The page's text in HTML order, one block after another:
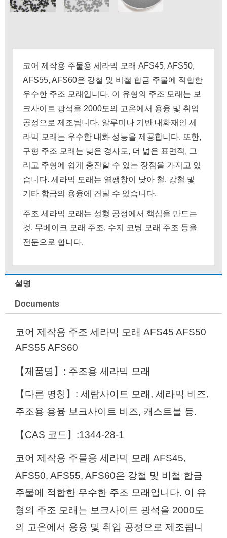
코어 제작용 주물용 세라믹 모래 AFS45, AFS50,
AFS55, AFS60은 강철 및 비철 합금 주물에 적합한
우수한 주조 모래입니다. 이 유형의 주조 모래는 보
크사이트 광석을 2000도의 고온에서 용융 및 취입
공정으로 제조됩니다. 알루미나 기반 내화재인 세
라믹 모래는 우수한 내화 성능을 제공합니다. 또한,
구형 주조 모래는 낮은 경사도, 더 넓은 표면적, 그
리고 주형에 쉽게 충진할 수 있는 장점을 가지고 있
습니다. 세라믹 모래는 열팽창이 낮아 철, 강철 및
기타 합금의 용융에 견딜 수 있습니다.
주조 세라믹 모래는 성형 공정에서 핵심을 만드는
것, 무베이크 모래 주조, 수지 코팅 모래 주조 등을
전문으로 합니다.
설명
Documents
코어 제작용 주조 세라믹 모래 AFS45 AFS50
AFS55 AFS60
【제품명】: 주조용 세라믹 모래
【다른 명칭】: 세람사이트 모래, 세라믹 비즈,
주조용 용융 보크사이트 비즈, 캐스트볼 등.
【CAS 코드】:1344-28-1
코어 제작용 주물용 세라믹 모래 AFS45,
AFS50, AFS55, AFS60은 강철 및 비철 합금
주물에 적합한 우수한 주조 모래입니다. 이 유
형의 주조 모래는 보크사이트 광석을 2000도
의 고온에서 용융 및 취입 공정으로 제조됩니